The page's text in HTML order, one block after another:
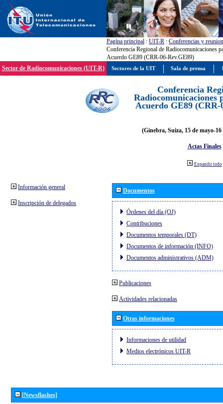
Pagína principal : UIT-R : Conferencias y
Conferencia Regional de Radiocomunicaciones
Acuerdo GE89 (CRR-06-Rev.GE89)
Sector de Radiocomunicaciones (UIT-R)
Conferencia
Radiocomunicaciones
Acuerdo GE89 (CRR-
(Ginebra, Suiza, 15 de mayo-
Actas Finales
Expandir todo
Información general
Inscripción de delegados
Documentos
Órdenes del día (OJ)
Contribuciones
Documentos temporales (DT)
Documentos de información (INFO)
Documentos administrativos (ADM)
Publicaciones
Actividades relacionadas
Otras informaciones
Informaciones de utilidad
Medios electrónicos UIT-R
[Newsflashes]
Sectores de la UIT Sala de prensa